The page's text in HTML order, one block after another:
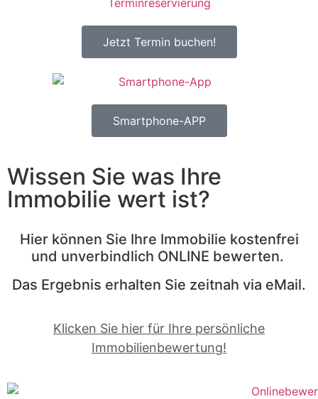
Jetzt Termin buchen!
Smartphone-APP
Wissen Sie was Ihre
Immobilie wert ist?
Hier können Sie Ihre Immobilie kostenfrei
und unverbindlich ONLINE bewerten.
Das Ergebnis erhalten Sie zeitnah via eMail.
Klicken Sie hier für Ihre persönliche
Immobilienbewertung!